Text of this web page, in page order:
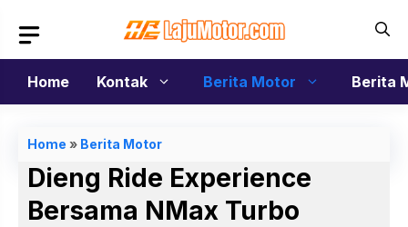
isi
Home
Kontak Berita Motor Berita
Home » Berita Motor
Dieng Ride Experience
Bersama NMax Turbo